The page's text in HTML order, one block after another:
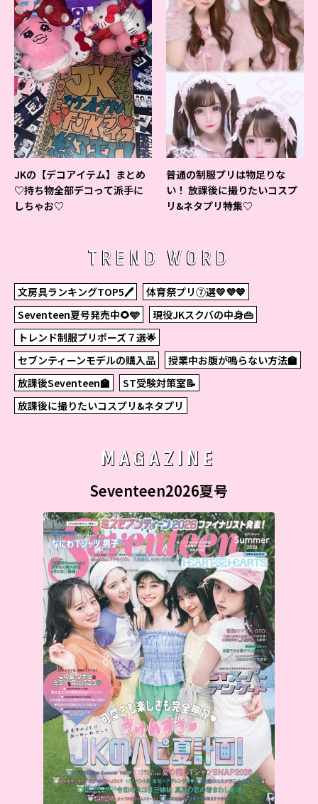
JKの【デコアイテム】まとめ
♡持ち物全部デコって派手に
しちゃお♡
普通の制服プリは物足りな
い！ 放課後に撮りたいコスプ
リ&ネタプリ特集♡
TREND WORD
文房具ランキングTOP5🖊
体育祭プリ⑦選💛💜💙
Seventeen夏号発売中🌻🩵
現役JKスクバの中身👜
トレンド制服プリポーズ７選🌟
セブンティーンモデルの購入品
授業中お腹が鳴らない方法🏫
放課後Seventeen🏫
ST受験対策室📝
放課後に撮りたいコスプリ&ネタプリ
MAGAZINE
Seventeen2026夏号